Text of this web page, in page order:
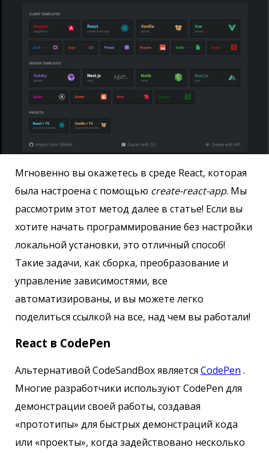
Мгновенно вы окажетесь в среде React, которая
была настроена с помощью create-react-app. Мы
рассмотрим этот метод далее в статье! Если вы
хотите начать программирование без настройки
локальной установки, это отличный способ!
Такие задачи, как сборка, преобразование и
управление зависимостями, все
автоматизированы, и вы можете легко
поделиться ссылкой на все, над чем вы работали!
React в CodePen
Альтернативой CodeSandBox является CodePen .
Многие разработчики используют CodePen для
демонстрации своей работы, создавая
«прототипы» для быстрых демонстраций кода
или «проекты», когда задействовано несколько